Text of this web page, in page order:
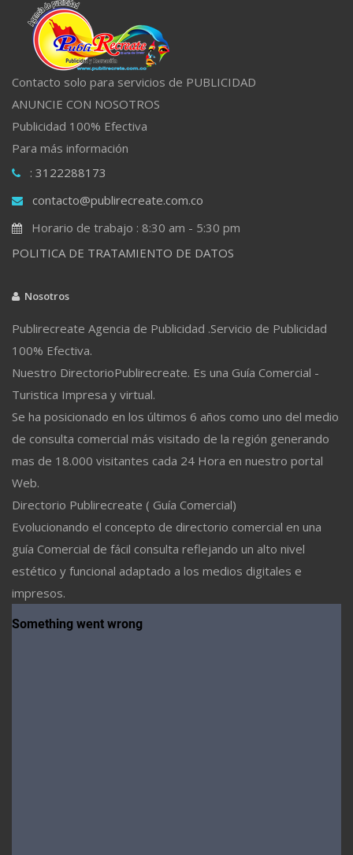
Contacto solo para servicios de PUBLICIDAD
ANUNCIE CON NOSOTROS
Publicidad 100% Efectiva
Para más información
: 3122288173
contacto@publirecreate.com.co
Horario de trabajo : 8:30 am - 5:30 pm
POLITICA DE TRATAMIENTO DE DATOS
Nosotros
Publirecreate Agencia de Publicidad .Servicio de Publicidad
100% Efectiva.
Nuestro DirectorioPublirecreate. Es una Guía Comercial -
Turistica Impresa y virtual.
Se ha posicionado en los últimos 6 años como uno del medio
de consulta comercial más visitado de la región generando
mas de 18.000 visitantes cada 24 Hora en nuestro portal
Web.
Directorio Publirecreate ( Guía Comercial)
Evolucionando el concepto de directorio comercial en una
guía Comercial de fácil consulta reflejando un alto nivel
estético y funcional adaptado a los medios digitales e
impresos.